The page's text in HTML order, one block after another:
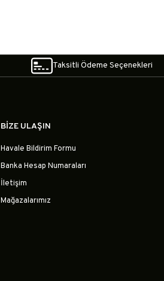
Taksitli Ödeme Seçenekleri
BİZE ULAŞIN
Havale Bildirim Formu
Banka Hesap Numaraları
İletişim
Mağazalarımız